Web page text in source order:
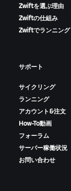
Zwiftを選ぶ理由
Zwiftの仕組み
Zwiftでランニング
サポート
サイクリング
ランニング
アカウント&注文
How-To動画
フォーラム
サーバー稼働状況
お問い合わせ